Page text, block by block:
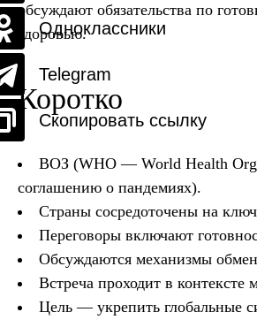
Одноклассники
Telegram
Скопировать ссылку
обсуждают обязательства по
здоровью.
Коротко
ВОЗ (WHO — World Health
соглашению о пандемиях).
Страны сосредоточены на
Переговоры включают
Обсуждаются механизмы
Встреча проходит в
Цель — укрепить глобальные